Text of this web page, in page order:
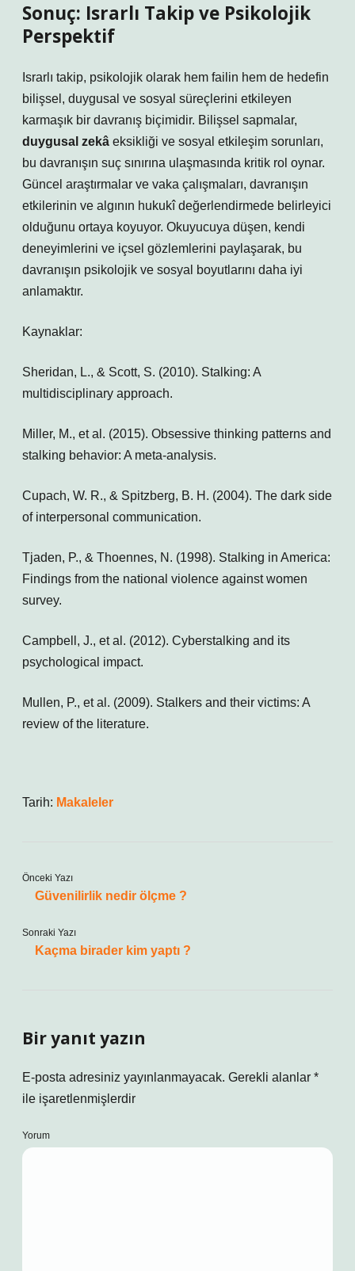
Sonuç: Israrlı Takip ve Psikolojik
Perspektif
Israrlı takip, psikolojik olarak hem failin hem de hedefin
bilişsel, duygusal ve sosyal süreçlerini etkileyen
karmaşık bir davranış biçimidir. Bilişsel sapmalar,
duygusal zekâ eksikliği ve sosyal etkileşim sorunları,
bu davranışın suç sınırına ulaşmasında kritik rol oynar.
Güncel araştırmalar ve vaka çalışmaları, davranışın
etkilerinin ve algının hukukî değerlendirmede belirleyici
olduğunu ortaya koyuyor. Okuyucuya düşen, kendi
deneyimlerini ve içsel gözlemlerini paylaşarak, bu
davranışın psikolojik ve sosyal boyutlarını daha iyi
anlamaktır.
Kaynaklar:
Sheridan, L., & Scott, S. (2010). Stalking: A
multidisciplinary approach.
Miller, M., et al. (2015). Obsessive thinking patterns and
stalking behavior: A meta-analysis.
Cupach, W. R., & Spitzberg, B. H. (2004). The dark side
of interpersonal communication.
Tjaden, P., & Thoennes, N. (1998). Stalking in America:
Findings from the national violence against women
survey.
Campbell, J., et al. (2012). Cyberstalking and its
psychological impact.
Mullen, P., et al. (2009). Stalkers and their victims: A
review of the literature.
Tarih: Makaleler
Önceki Yazı
Güvenilirlik nedir ölçme ?
Sonraki Yazı
Kaçma birader kim yaptı ?
Bir yanıt yazın
E-posta adresiniz yayınlanmayacak. Gerekli alanlar *
ile işaretlenmişlerdir
Yorum